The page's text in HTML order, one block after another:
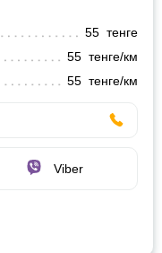
55 тенге
55 тенге/км
55 тенге/км
Viber